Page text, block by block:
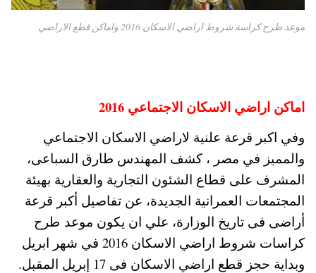
موعد طرح كراسة شروط اراضي الاسكان 2016 واماكن قطع الاراضي
اماكن اراضي الاسكان الاجتماعي 2016
وفي اكبر قرعة علنية لاراضي الاسكان الاجتماعي
والمميز في مصر ، كشف المهندس طارق السباعى،
المشرف على قطاع الشئون التجارية والعقارية بهيئة
المجتمعات العمرانية الجديدة، عن تفاصيل أكبر قرعة
أراضى فى تاريخ الوزارة، علي ان يكون موعد طرح
كراسات شروط اراضي الاسكان 2016 في شهر ابريل
وبداية حجز قطع اراضي الاسكان فى 17 إبريل المقبل.